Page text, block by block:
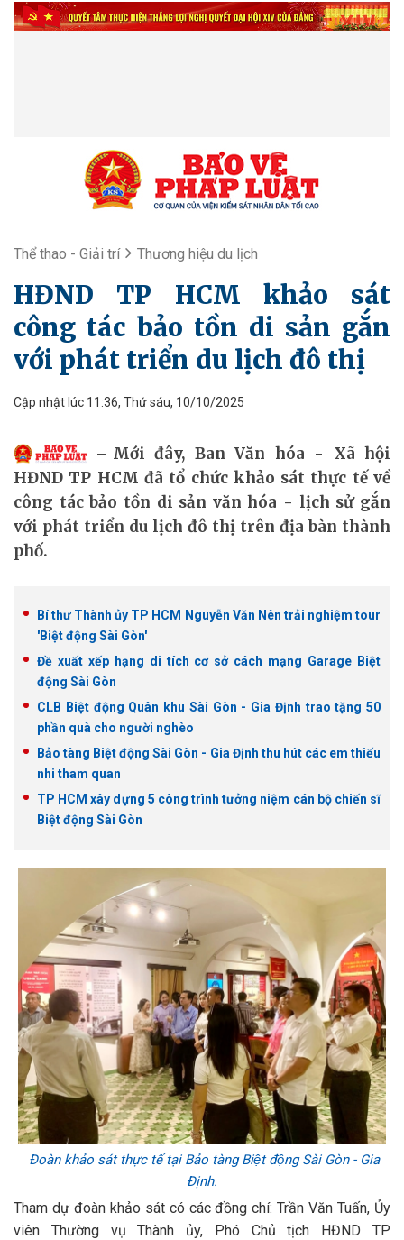
Thể thao - Giải trí Thương hiệu du lịch
HĐND TP HCM khảo sát
công tác bảo tồn di sản gắn
với phát triển du lịch đô thị
Cập nhật lúc 11:36, Thứ sáu, 10/10/2025
Mới đây, Ban Văn hóa - Xã hội
HĐND TP HCM đã tổ chức khảo sát thực tế về
công tác bảo tồn di sản văn hóa - lịch sử gắn
với phát triển du lịch đô thị trên địa bàn thành
phố.
Bí thư Thành ủy TP HCM Nguyễn Văn Nên trải nghiệm tour
'Biệt động Sài Gòn'
Đề xuất xếp hạng di tích cơ sở cách mạng Garage Biệt
động Sài Gòn
CLB Biệt động Quân khu Sài Gòn - Gia Định trao tặng 50
phần quà cho người nghèo
Bảo tàng Biệt động Sài Gòn - Gia Định thu hút các em thiếu
nhi tham quan
TP HCM xây dựng 5 công trình tưởng niệm cán bộ chiến sĩ
Biệt động Sài Gòn
Đoàn khảo sát thực tế tại Bảo tàng Biệt động Sài Gòn - Gia
Định.
Tham dự đoàn khảo sát có các đồng chí: Trần Văn Tuấn, Ủy
viên Thường vụ Thành ủy, Phó Chủ tịch HĐND TP